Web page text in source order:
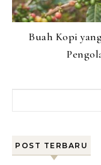
Buah Kopi
POST TERBARU